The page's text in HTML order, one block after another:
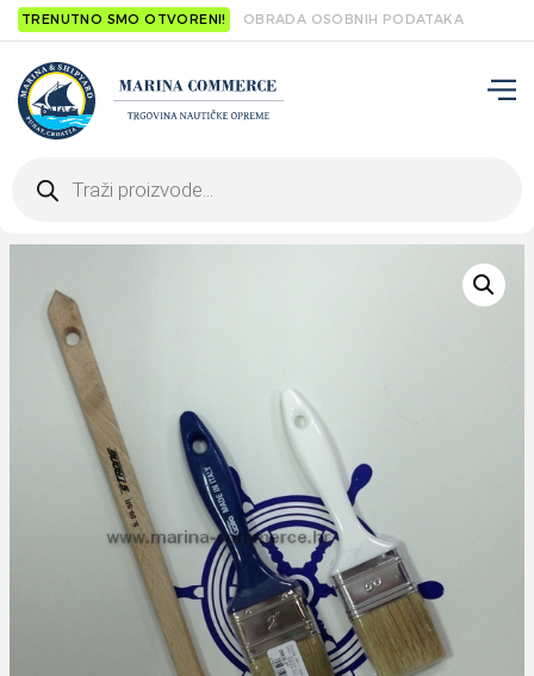
TRENUTNO SMO OTVORENI! OBRADA OSOBNIH PODATAKA
search